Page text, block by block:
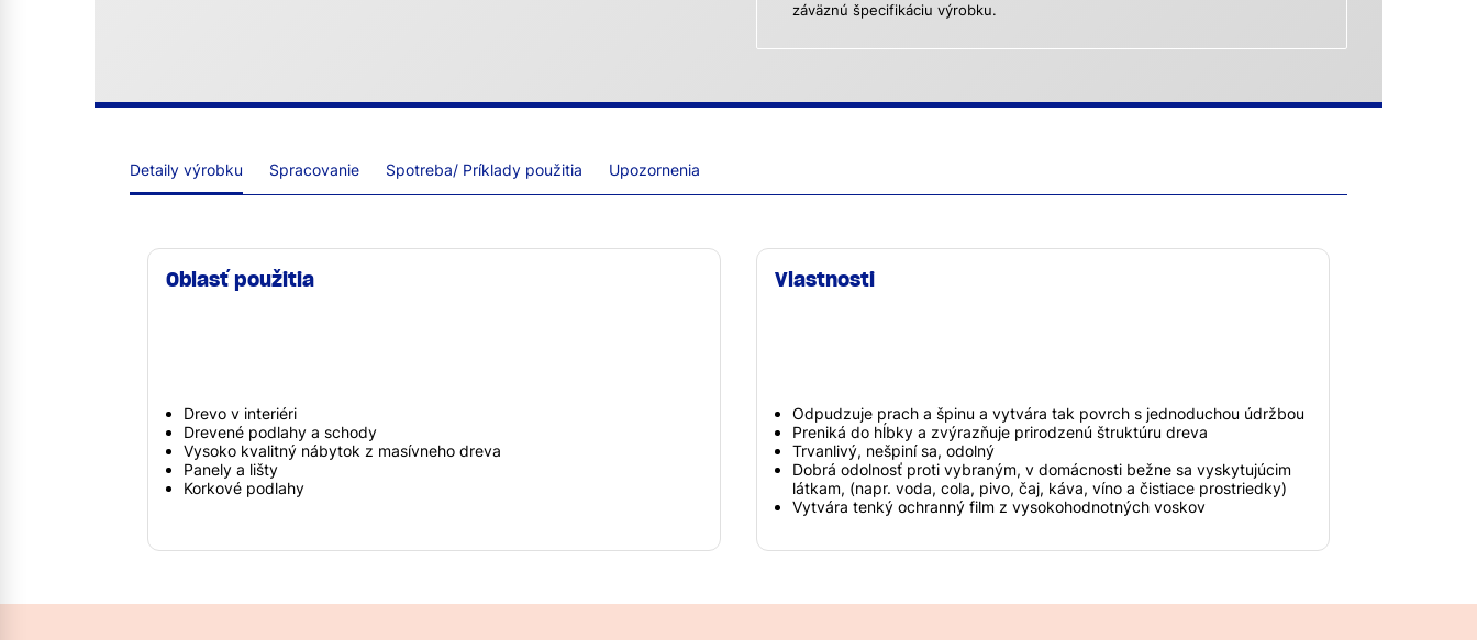
záväznú špecifikáciu výrobku.
Detaily výrobku Spracovanie Spotreba/ Príklady použitia Upozornenia
Oblasť použitia
Drevo v interiéri
Drevené podlahy a schody
Vysoko kvalitný nábytok z masívneho dreva
Panely a lišty
Korkové podlahy
Vlastnosti
Odpudzuje prach a špinu a vytvára tak povrch s jednoduchou údržbou
Preniká do hĺbky a zvýrazňuje prirodzenú štruktúru dreva
Trvanlivý, nešpiní sa, odolný
Dobrá odolnosť proti vybraným, v domácnosti bežne sa vyskytujúcim
látkam, (napr. voda, cola, pivo, čaj, káva, víno a čistiace prostriedky)
Vytvára tenký ochranný film z vysokohodnotných voskov